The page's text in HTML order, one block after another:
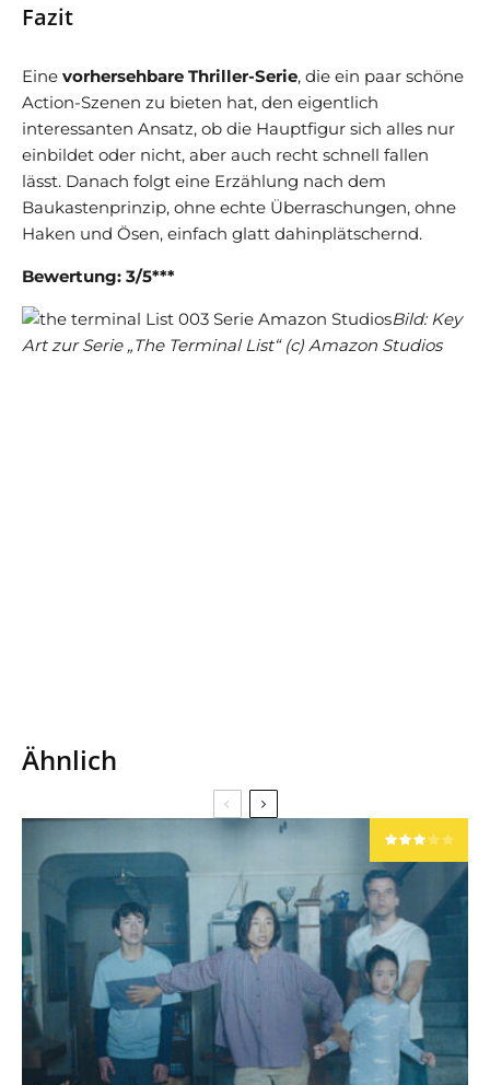
Fazit
Eine vorhersehbare Thriller-Serie, die ein paar schöne
Action-Szenen zu bieten hat, den eigentlich
interessanten Ansatz, ob die Hauptfigur sich alles nur
einbildet oder nicht, aber auch recht schnell fallen
lässt. Danach folgt eine Erzählung nach dem
Baukastenprinzip, ohne echte Überraschungen, ohne
Haken und Ösen, einfach glatt dahinplätschernd.
Bewertung: 3/5***
Bild: Key
Art zur Serie „The Terminal List“ (c) Amazon Studios
Ähnlich